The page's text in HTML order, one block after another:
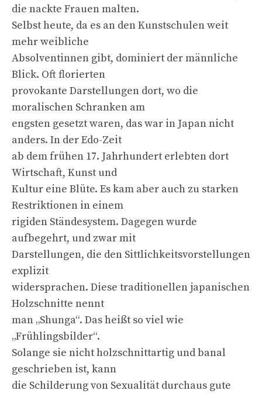
die nackte Frauen malten.
Selbst heute, da es an den Kunstschulen weit
mehr weibliche
Absolventinnen gibt, dominiert der männliche
Blick. Oft florierten
provokante Darstellungen dort, wo die
moralischen Schranken am
engsten gesetzt waren, das war in Japan nicht
anders. In der Edo-Zeit
ab dem frühen 17. Jahrhundert erlebten dort
Wirtschaft, Kunst und
Kultur eine Blüte. Es kam aber auch zu starken
Restriktionen in einem
rigiden Ständesystem. Dagegen wurde
aufbegehrt, und zwar mit
Darstellungen, die den Sittlichkeitsvorstellungen
explizit
widersprachen. Diese traditionellen japanischen
Holzschnitte nennt
man „Shunga“. Das heißt so viel wie
„Frühlingsbilder“.
Solange sie nicht holzschnittartig und banal
geschrieben ist, kann
die Schilderung von Sexualität durchaus gute